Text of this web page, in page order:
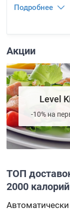
Подробнее
Акции
Level
-10% на
ТОП
2000